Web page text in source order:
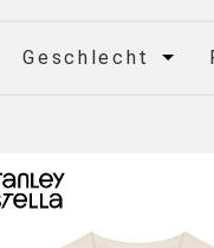
Geschlecht